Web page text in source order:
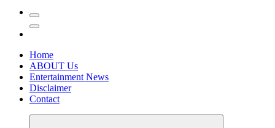
Home
ABOUT Us
Entertainment News
Disclaimer
Contact